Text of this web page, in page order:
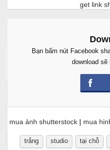
get link
Free
Bạn bấm nút Facebook
download sẽ
mua ảnh shutterstock | mua
trắng studio tại chỗ